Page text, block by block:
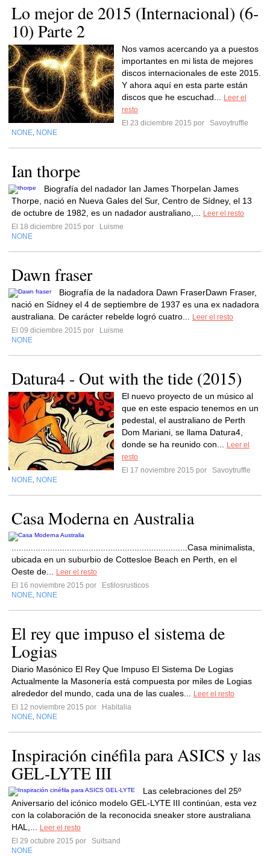
Lo mejor de 2015 (Internacional) (6-
10) Parte 2
Nos vamos acercando ya a puestos
importantes en mi lista de mejores
discos internacionales de este 2015.
Y ahora aquí en esta parte están
discos que he escuchad...
Leer el
resto
El 23 diciembre 2015 por
Savoytruffle
NONE NONE
Ian thorpe
Biografía del nadador Ian James ThorpeIan James
Thorpe, nació en Nueva Gales del Sur, Centro de Sídney, el 13
de octubre de 1982, es un nadador australiano,...
Leer el resto
El 18 diciembre 2015 por
Luisme
NONE
Dawn fraser
Biografía de la nadadora Dawn FraserDawn Fraser,
nació en Sídney el 4 de septiembre de 1937 es una ex nadadora
australiana. De carácter rebelde logró cuatro...
Leer el resto
El 09 diciembre 2015 por
Luisme
NONE
Datura4 - Out with the tide (2015)
El nuevo proyecto de un músico al
que en este espacio tenemos en un
pedestal, el australiano de Perth
Dom Mariani, se llama Datura4,
donde se ha reunido con...
Leer el
resto
El 17 noviembre 2015 por
Savoytruffle
NONE NONE
Casa Moderna en Australia
.........................................................................Casa minimalista,
ubicada en un suburbio de Cottesloe Beach en Perth, en el
Oeste de...
Leer el resto
El 16 noviembre 2015 por
Estilosrusticos
NONE NONE
El rey que impuso el sistema de
Logias
Diario Masónico El Rey Que Impuso El Sistema De Logias
Actualmente la Masonería está compuesta por miles de Logias
alrededor del mundo, cada una de las cuales...
Leer el resto
El 12 noviembre 2015 por
Habitalia
NONE NONE
Inspiración cinéfila para ASICS y las
GEL-LYTE III
Las celebraciones del 25º
Aniversario del icónico modelo GEL-LYTE III continúan, esta vez
con la colaboración de la reconocida sneaker store australiana
HAL,...
Leer el resto
El 29 octubre 2015 por
Suitsand
NONE